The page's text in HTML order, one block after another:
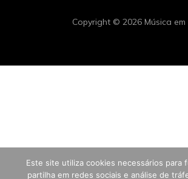
Copyright © 2026 Música em
Este site utiliza cookies necessários para
partilha em redes sociais e análise de